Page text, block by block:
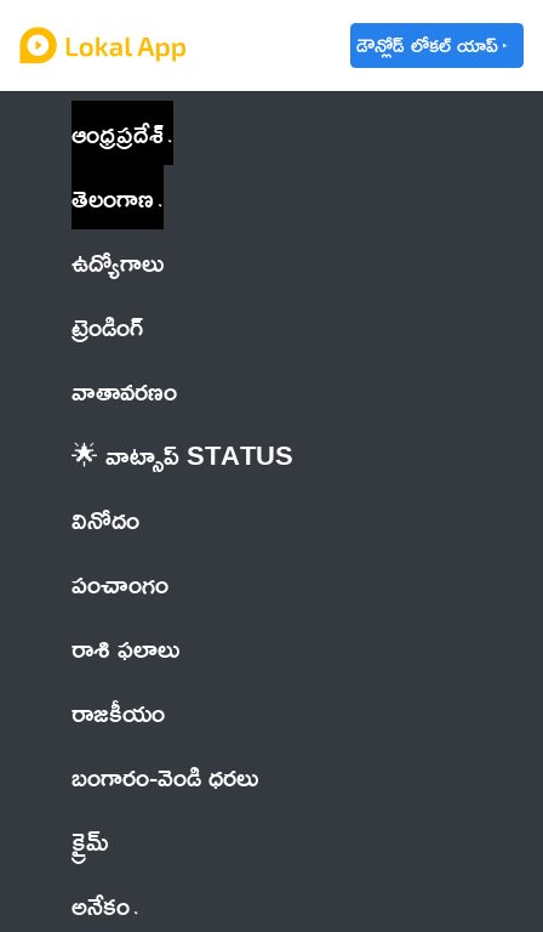
డౌన్లోడ్ లోకల్ యాప్
ఆంధ్రప్రదేశ్
తెలంగాణ
ఉద్యోగాలు
ట్రెండింగ్
వాతావరణం
🌟 వాట్సాప్ STATUS
వినోదం
పంచాంగం
రాశి ఫలాలు
రాజకీయం
బంగారం-వెండి ధరలు
క్రైమ్
అనేకం